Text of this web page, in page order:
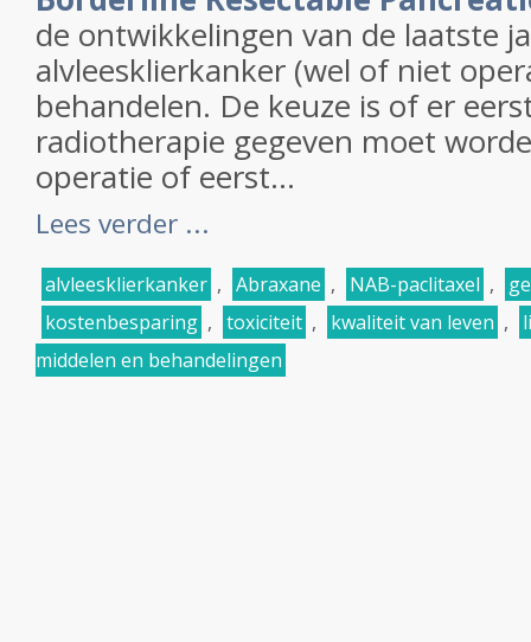
de ontwikkelingen van de laatste
alvleesklierkanker (wel of niet
behandelen. De keuze is of er
radiotherapie gegeven moet
operatie of eerst...
Lees verder ...
alvleesklierkanker , Abraxane , NAB-paclitaxel ,
kostenbesparing , toxiciteit , kwaliteit van leven ,
middelen en behandelingen